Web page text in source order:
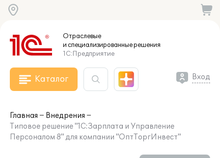
Отраслевые
и специализированныерешения
1С:Предприятие
Каталог Вход
Главная
Внедрения
Типовое решение "1С:Зарплата и Управление
Персоналом 8" для компании "ОптТоргИнвест"